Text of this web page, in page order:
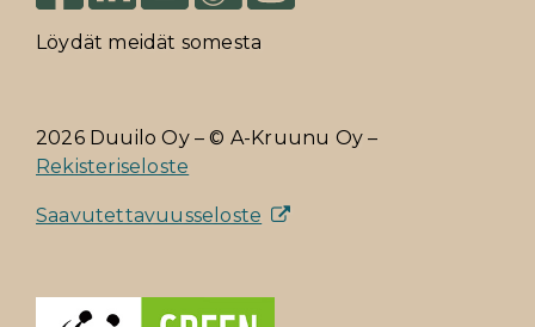
Löydät meidät somesta
2026 Duuilo Oy – © A-Kruunu Oy –
Rekisteriseloste
Saavutettavuusseloste